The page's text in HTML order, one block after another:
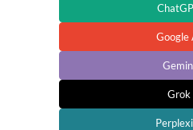
Google
Grok